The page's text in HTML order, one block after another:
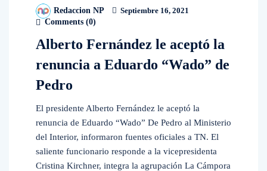
Redaccion NP
Septiembre 16, 2021
Comments (0)
Alberto Fernández le aceptó la
renuncia a Eduardo “Wado” de
Pedro
El presidente Alberto Fernández le aceptó la
renuncia de Eduardo “Wado” De Pedro al Ministerio
del Interior, informaron fuentes oficiales a TN. El
saliente funcionario responde a la vicepresidenta
Cristina Kirchner, integra la agrupación La Cámpora